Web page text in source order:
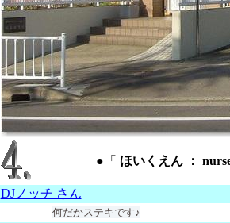
●「 ほいくえん ：
DJノッチ さん
何だかステキです♪